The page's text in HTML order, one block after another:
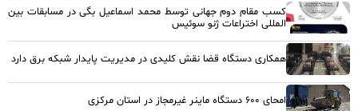
کسب مقام دوم جهانی توسط محمد اسماعیل بگی در مسابقات بین
المللی اختراعات ژنو سوئیس
همکاری دستگاه قضا نقش کلیدی در مدیریت پایدار شبکه برق دارد
امحای ۶۰۰ دستگاه ماینر غیرمجاز در استان مرکزی